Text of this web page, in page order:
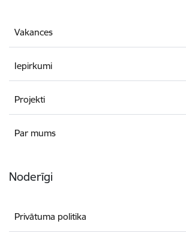
Vakances
Iepirkumi
Projekti
Par mums
Noderīgi
Privātuma politika